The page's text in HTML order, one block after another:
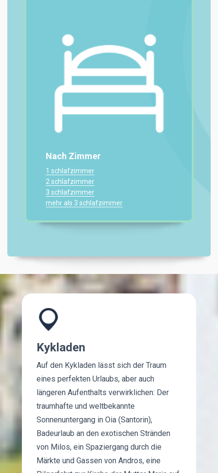
Nach Zimmer
1 schlafzimmer
2 schlafzimmer
3 schlafzimmer
mehr als 3 schlafzimmer
Kykladen
Auf den Kykladen lässt sich der Traum
eines perfekten Urlaubs, aber auch
längeren Aufenthalts verwirklichen: Der
traumhafte und weltbekannte
Sonnenuntergang in Oia (Santorin),
Badeurlaub an den exotischen Stränden
von Milos, ein Spaziergang durch die
Märkte und Gassen von Andros, eine